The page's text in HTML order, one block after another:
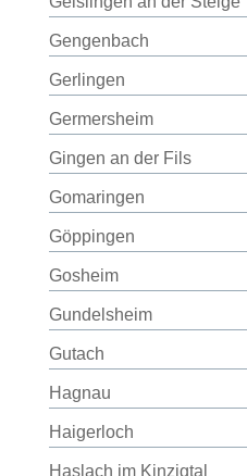
Gengenbach
Gerlingen
Germersheim
Gingen an der Fils
Gomaringen
Göppingen
Gosheim
Gundelsheim
Gutach
Hagnau
Haigerloch
Haslach im Kinzigtal